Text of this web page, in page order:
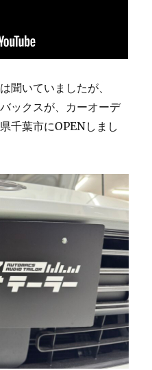
聞いていましたが、
ックスが、カーオーデ
千葉市にOPENしまし